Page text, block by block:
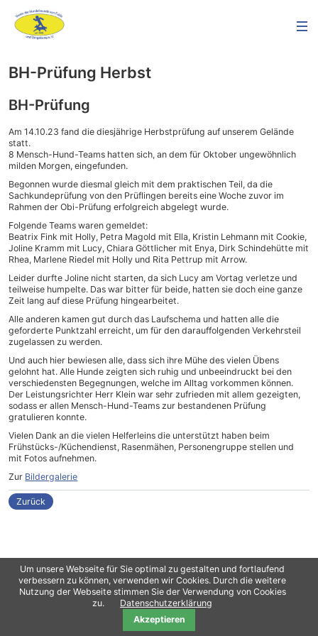
Um unsere Webseite für Sie optimal zu gestalten und fortlaufend
verbessern zu können, verwenden wir Cookies. Durch die weitere
Nutzung der Webseite stimmen Sie der Verwendung von Cookies
zu.
Datenschutzerklärung
Akzeptieren
BH-Prüfung Herbst
BH-Prüfung
Am 14.10.23 fand die diesjährige Herbstprüfung auf unserem Gelände
statt.
8 Mensch-Hund-Teams hatten sich, an dem für Oktober ungewöhnlich
milden Morgen, eingefunden.
Begonnen wurde diesmal gleich mit dem praktischen Teil, da die
Sachkundeprüfung von den Prüflingen bereits eine Woche zuvor im
Rahmen der Obi-Prüfung erfolgreich abgelegt wurde.
Folgende Teams waren gemeldet:
Beatrix Fink mit Holly, Petra Magold mit Ella, Kristin Lehmann mit Cookie,
Joline Kramm mit Lucy, Chiara Göttlicher mit Enya, Dirk Schindehütte mit
Rhea, Marlene Riedel mit Holly und Rita Pettrup mit Arrow.
Leider durfte Joline nicht starten, da sich Lucy am Vortag verletze und
teilweise humpelte. Das war bitter für beide, hatten sie doch eine ganze
Zeit lang auf diese Prüfung hingearbeitet.
Alle anderen kamen gut durch das Laufschema und hatten alle die
geforderte Punktzahl erreicht, um für den darauffolgenden Verkehrsteil
zugelassen zu werden.
Und auch hier bewiesen alle, dass sich ihre Mühe des vielen Übens
gelohnt hat. Alle Hunde zeigten sich ruhig und unbeeindruckt bei den
verschiedensten Begegnungen, welche im Alltag vorkommen können.
Der Leistungsrichter Herr Klein war sehr zufrieden mit allem gezeigten,
sodass er allen Mensch-Hund-Teams zur bestandenen Prüfung
gratulieren konnte.
Vielen Dank an die vielen Helferleins die unterstützt haben beim
Frühstücks-/Küchendienst, Rasenmähen, Personengruppe stellen und
mit Fotos aufnehmen.
Zur Bildergalerie
Zurück
Datenschutz Copyright 2021oliPro/ Contao Theme vonErdmann & Freunde